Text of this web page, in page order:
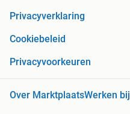
Privacyverklaring
Cookiebeleid
Privacyvoorkeuren
Over MarktplaatsWerken bij